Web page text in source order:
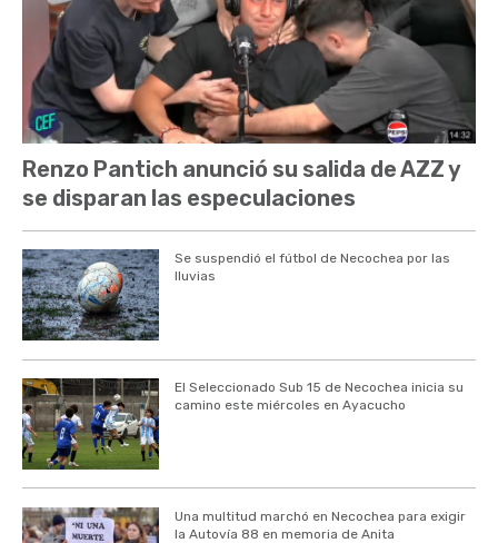
Renzo Pantich anunció su salida de AZZ y
se disparan las especulaciones
Se suspendió el fútbol de Necochea por las
lluvias
El Seleccionado Sub 15 de Necochea inicia su
camino este miércoles en Ayacucho
Una multitud marchó en Necochea para exigir
la Autovía 88 en memoria de Anita